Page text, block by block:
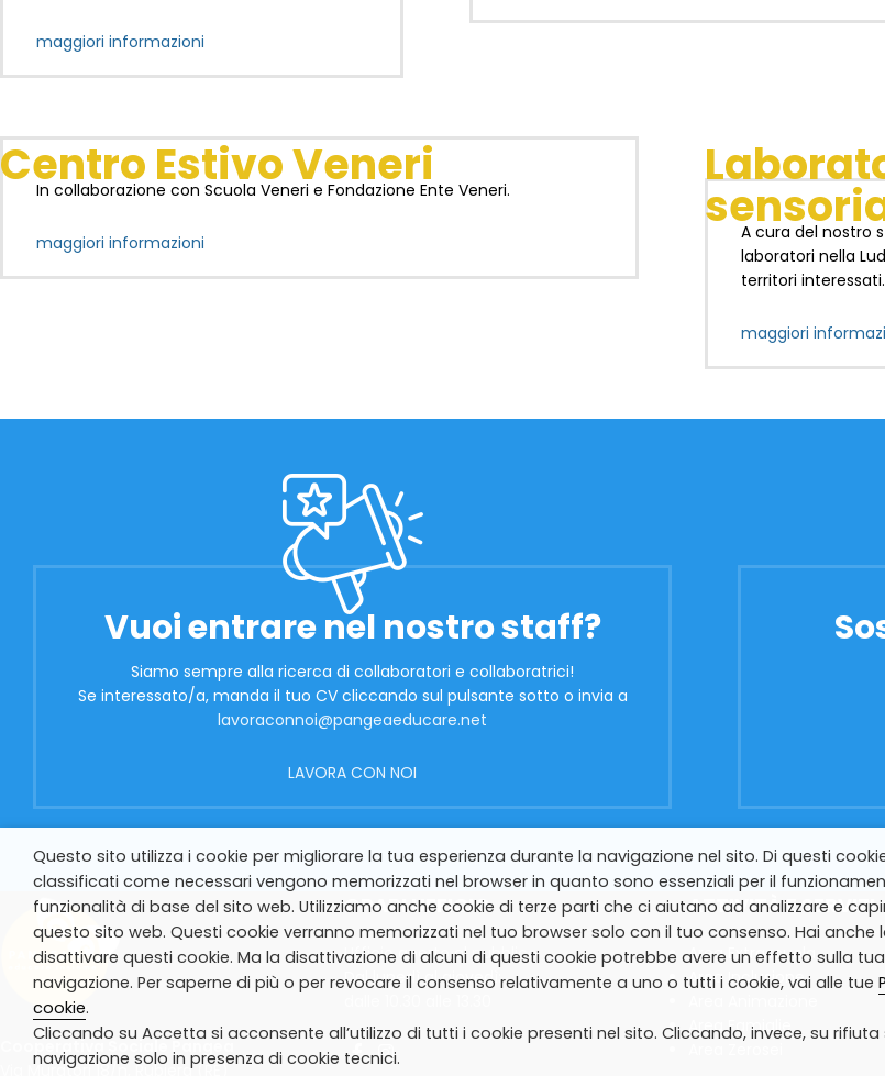
maggiori informazioni
Centro Estivo Veneri
In collaborazione con Scuola Veneri e Fondazione Ente Veneri.
maggiori informazioni
A cura del nostro
laboratori nella
territori interessati.
maggiori
Vuoi entrare nel nostro staff?
Siamo sempre alla ricerca di collaboratori e collaboratrici!
Se interessato/a, manda il tuo CV cliccando sul pulsante sotto o invia a
lavoraconnoi@pangeaeducare.net
LAVORA CON NOI
Cooperativa Sociale Pangea
Via Muratori 18/n, Rubiera (RE)
ORARI UFFICIO
Ufficio aperto al pubblico
Dal lunedì al giovedì:
ATTIVITÀ E SERVIZI
Area Extrascuola
Area Inclusione
Area Famiglie
Questo sito utilizza i cookie per migliorare la tua esperienza durante la navigazione nel sito. Di questi
classificati come necessari vengono memorizzati nel browser in quanto sono essenziali per il
funzionalità di base del sito web. Utilizziamo anche cookie di terze parti che ci aiutano ad analizzare e
questo sito web. Questi cookie verranno memorizzati nel tuo browser solo con il tuo consenso. Hai anche
disattivare questi cookie. Ma la disattivazione di alcuni di questi cookie potrebbe avere un effetto sulla
navigazione. Per saperne di più o per revocare il consenso relativamente a uno o tutti i cookie, vai alle tue
cookie.
Cliccando su Accetta si acconsente all’utilizzo di tutti i cookie presenti nel sito. Cliccando, invece, su
navigazione solo in presenza di cookie tecnici.